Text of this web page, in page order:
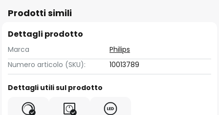
Prodotti simili
Dettagli prodotto
Marca
Philips
Numero articolo (SKU):
10013789
Dettagli utili sul prodotto